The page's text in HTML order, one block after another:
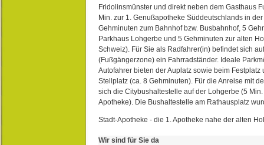
Fridolinsmünster und direkt neben dem Gasthaus
Min. zur 1. Genußapotheke Süddeutschlands in
Gehminuten zum Bahnhof bzw. Busbahnhof, 5
Parkhaus Lohgerbe und 5 Gehminuten zur alten
Schweiz). Für Sie als Radfahrer(in) befindet sich
(Fußgängerzone) ein Fahrradständer. Ideale
Autofahrer bieten der Auplatz sowie beim Festplatz
Stellplatz (ca. 8 Gehminuten). Für die Anreise mit
sich die Citybushaltestelle auf der Lohgerbe (5
Apotheke). Die Bushaltestelle am Rathausplatz
Stadt-Apotheke - die 1. Apotheke nahe der alten
Wir sind für Sie da